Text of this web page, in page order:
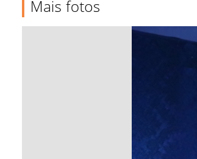
Mais fotos